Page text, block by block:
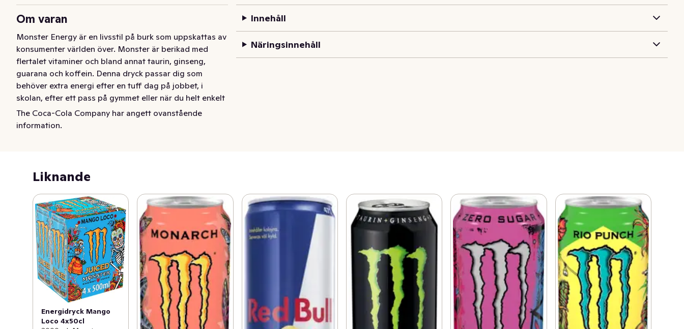
Om varan
Monster Energy är en livsstil på burk som uppskattas av
konsumenter världen över. Monster är berikad med
flertalet vitaminer och bland annat taurin, ginseng,
guarana och koffein. Denna dryck passar dig som
behöver extra energi efter en tuff dag på jobbet, i
skolan, efter ett pass på gymmet eller när du helt enkelt
bara vill ha något gott att dricka och älskar smaken av
originalet från Monster Energy! Multipack 4x50cl
guarana och koffein. Denna dryck passar dig som
skolan, efter ett pass på gymmet eller när du helt enkelt
bara vill ha något gott att dricka och älskar smaken av
originalet från Monster Energy!
Multipack 4x50cl
The Coca-Cola Company har angett ovanstående
information.
Innehåll
Näringsinnehåll
Liknande
Energidryck Mango
Loco 4x50cl